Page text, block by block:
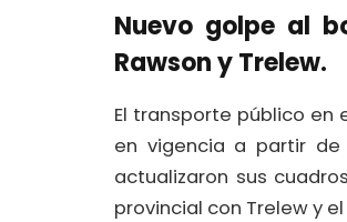
Nuevo golpe al
Rawson y Trelew.
El transporte público en
en vigencia a partir de
actualizaron sus
provincial con Trelew y el